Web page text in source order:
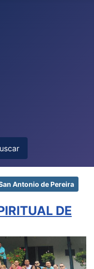
Antonio de Pereira
DE